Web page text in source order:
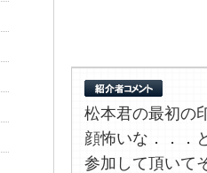
松本君の最初の
顔怖いな．．．
参加して頂いて